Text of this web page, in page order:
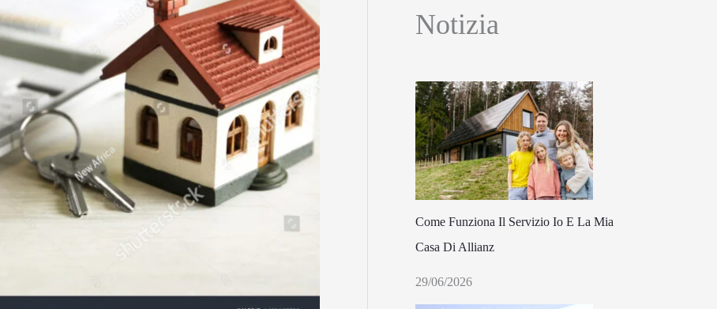
Notizia
Come Funziona Il Servizio Io E La Mia
Casa Di Allianz
29/06/2026